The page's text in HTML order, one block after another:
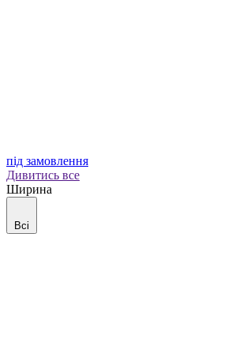
під замовлення
Дивитись все
Ширина
Всі